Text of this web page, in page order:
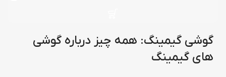
گوشی گیمینگ: همه چیز درباره گوشی
های گیمینگ